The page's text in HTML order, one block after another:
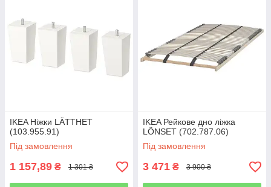
IKEA Ніжки LÄTTHET
(103.955.91)
Під замовлення
1 157,89 ₴ 1 301 ₴
IKEA Рейкове дно ліжка
LÖNSET (702.787.06)
Під замовлення
3 471 ₴ 3 900 ₴